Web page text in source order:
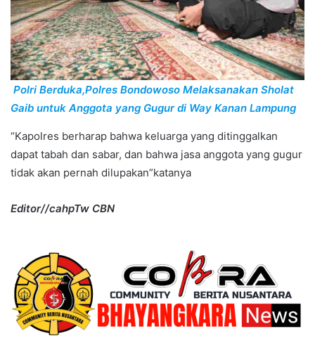
Polri Berduka,Polres Bondowoso Melaksanakan Sholat
Gaib untuk Anggota yang Gugur di Way Kanan Lampung
“Kapolres berharap bahwa keluarga yang ditinggalkan
dapat tabah dan sabar, dan bahwa jasa anggota yang gugur
tidak akan pernah dilupakan”katanya
Editor//cahpTw CBN